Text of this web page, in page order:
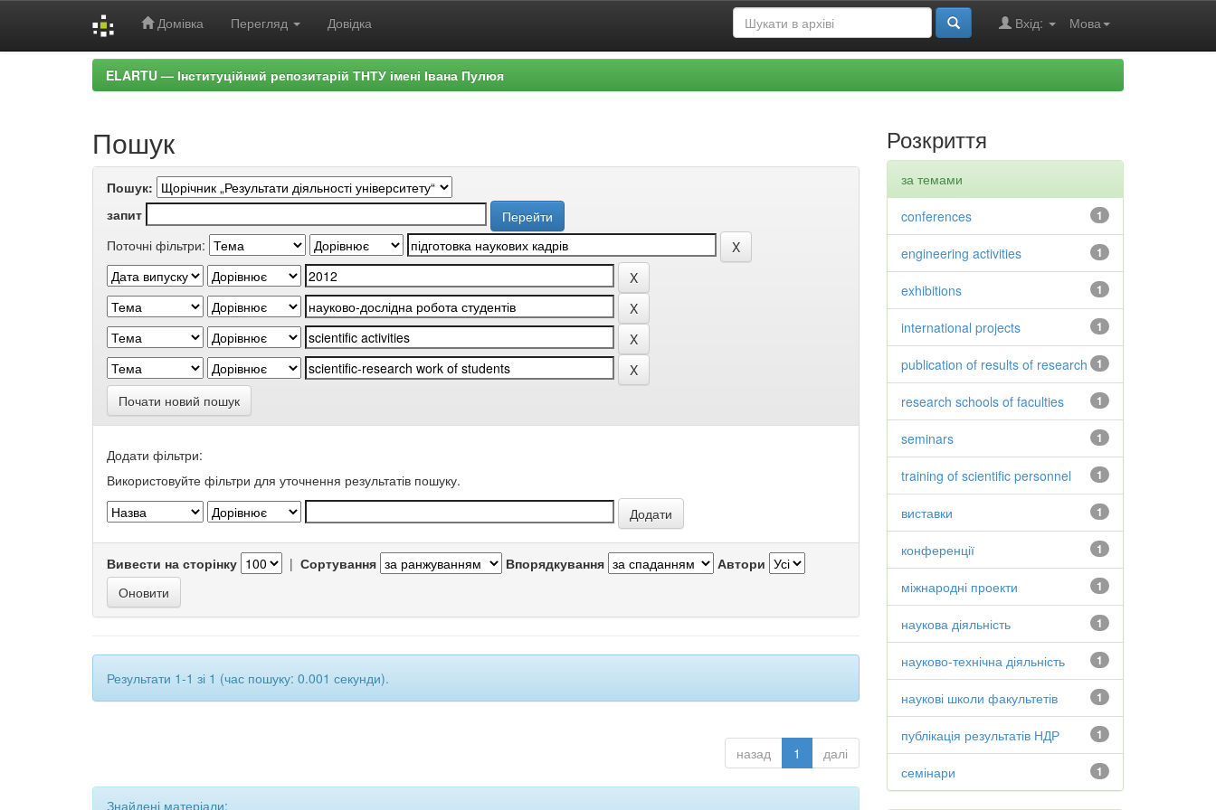
Домівка Перегляд Довідка Мова
Вхід:
ELARTU — Інституційний репозитарій ТНТУ імені Івана Пулюя
Пошук
Пошук:
запит
Поточні фільтри:
Почати новий пошук
Додати фільтри:
Використовуйте фільтри для уточнення результатів пошуку.
Вивести на сторінку | Сортування Впорядкування Автори
Результати 1-1 зі 1 (час пошуку: 0.001 секунди).
назад 1 далі
Знайдені матеріали:
Розкриття
за темами
1
conferences
1
engineering activities
1
exhibitions
1
international projects
1
publication of results of research
1
research schools of faculties
1
seminars
1
training of scientific personnel
1
виставки
1
конференції
1
міжнародні проекти
1
наукова діяльність
1
науково-технічна діяльність
1
наукові школи факультетів
1
публікація результатів НДР
1
семінари